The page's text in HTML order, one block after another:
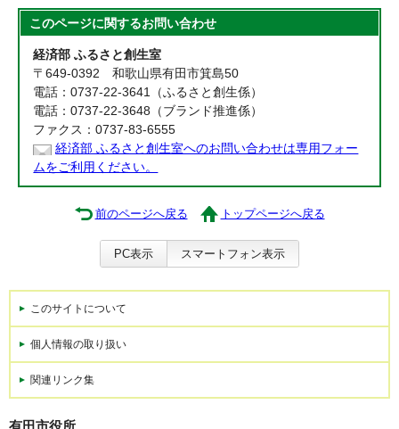
このページに関するお問い合わせ
経済部 ふるさと創生室
〒649-0392 和歌山県有田市箕島50
電話：0737-22-3641（ふるさと創生係）
電話：0737-22-3648（ブランド推進係）
ファクス：0737-83-6555
経済部 ふるさと創生室へのお問い合わせは専用フォー
ムをご利用ください。
前のページへ戻る トップページへ戻る
PC表示 スマートフォン表示
このサイトについて
個人情報の取り扱い
関連リンク集